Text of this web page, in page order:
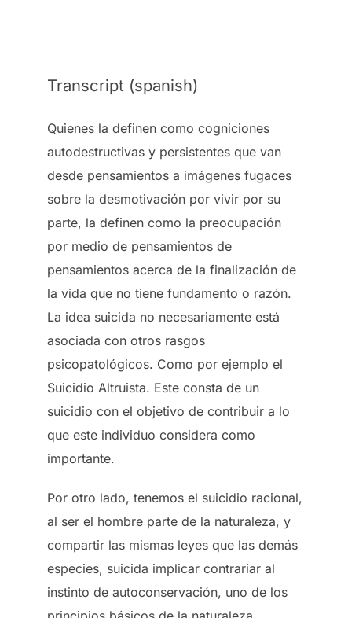
Transcript (spanish)
Quienes la definen como cogniciones
autodestructivas y persistentes que van
desde pensamientos a imágenes fugaces
sobre la desmotivación por vivir por su
parte, la definen como la preocupación
por medio de pensamientos de
pensamientos acerca de la finalización de
la vida que no tiene fundamento o razón.
La idea suicida no necesariamente está
asociada con otros rasgos
psicopatológicos. Como por ejemplo el
Suicidio Altruista. Este consta de un
suicidio con el objetivo de contribuir a lo
que este individuo considera como
importante.
Por otro lado, tenemos el suicidio racional,
al ser el hombre parte de la naturaleza, y
compartir las mismas leyes que las demás
especies, suicida implicar contrariar al
instinto de autoconservación, uno de los